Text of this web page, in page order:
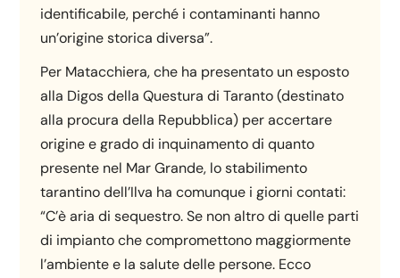
identificabile, perché i contaminanti hanno
un’origine storica diversa”.
Per Matacchiera, che ha presentato un esposto
alla Digos della Questura di Taranto (destinato
alla procura della Repubblica) per accertare
origine e grado di inquinamento di quanto
presente nel Mar Grande, lo stabilimento
tarantino dell’Ilva ha comunque i giorni contati:
“C’è aria di sequestro. Se non altro di quelle parti
di impianto che compromettono maggiormente
l’ambiente e la salute delle persone. Ecco